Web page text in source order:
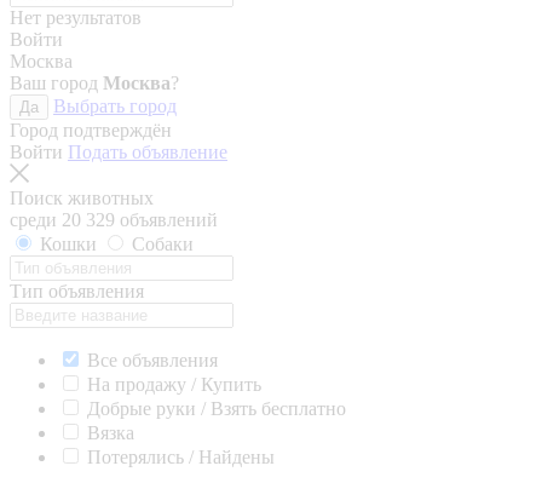
Нет результатов
Войти
Москва
Ваш город Москва?
Да
Выбрать город
Город подтверждён
Войти Подать объявление
Поиск животных
среди 20 329 объявлений
Кошки
Собаки
Тип объявления
Все объявления
На продажу / Купить
Добрые руки / Взять бесплатно
Вязка
Потерялись / Найдены